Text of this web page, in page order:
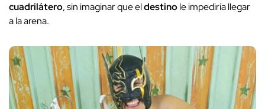
cuadrilátero, sin imaginar que eldestinole impediría llegar
a la arena.